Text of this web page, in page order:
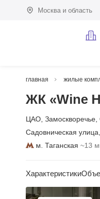
Москва и область
главная жилые
ЖК «Wine
ЦАО Замоскворечье
Садовническая улица
м. Таганская ~13
Характеристики